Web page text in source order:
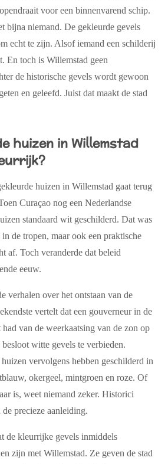
voor een binnenvarend schip.
bijna niemand. De gekleurde gevels
echt te zijn. Alsof iemand een schilderij
En toch is Willemstad geen
de historische gevels wordt gewoon
en geleefd. Juist dat maakt de stad
huizen in Willemstad
huizen in Willemstad gaat terug
Curaçao nog een Nederlandse
standaard wit geschilderd. Dat was
de tropen, maar ook een praktische
af. Toch veranderde dat beleid
eeuw.
verhalen over het ontstaan van de
vertelt dat een gouverneur in de
van de weerkaatsing van de zon op
witte gevels te verbieden.
vervolgens hebben geschilderd in
okergeel, mintgroen en roze. Of
is, weet niemand zeker. Historici
precieze aanleiding.
de kleurrijke gevels inmiddels
zijn met Willemstad. Ze geven de stad